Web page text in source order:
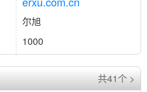
尔旭
1000
共41个 >